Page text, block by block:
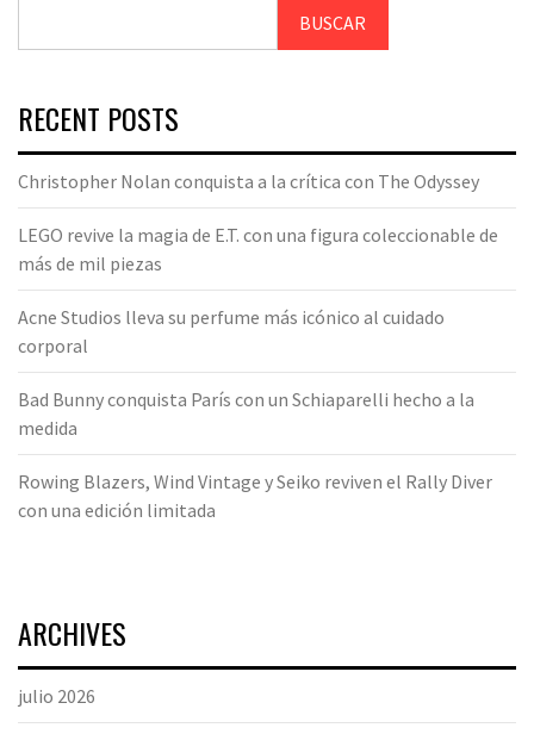
BUSCAR
RECENT POSTS
Christopher Nolan conquista a la crítica con The Odyssey
LEGO revive la magia de E.T. con una figura coleccionable de
más de mil piezas
Acne Studios lleva su perfume más icónico al cuidado
corporal
Bad Bunny conquista París con un Schiaparelli hecho a la
medida
Rowing Blazers, Wind Vintage y Seiko reviven el Rally Diver
con una edición limitada
ARCHIVES
julio 2026